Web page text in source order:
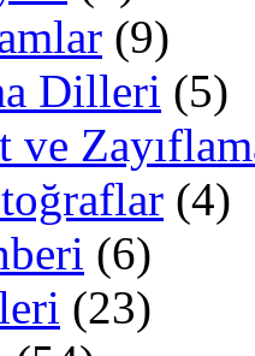
(9)
Dilleri (5)
ve
(4)
(6)
(23)